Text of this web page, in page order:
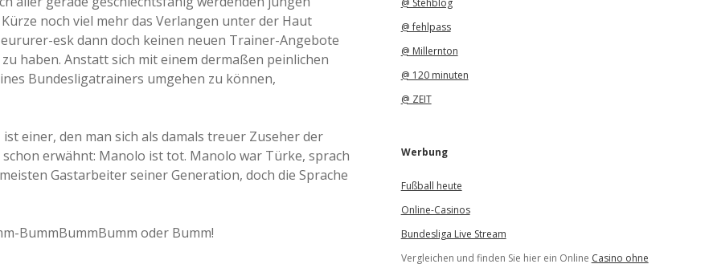
noch viel mehr das Verlangen unter der Haut
esk dann doch keinen neuen Trainer-Angebote
haben. Anstatt sich mit einem dermaßen peinlichen
Bundesligatrainers umgehen zu können,
einer, den man sich als damals treuer Zuseher der
erwähnt: Manolo ist tot. Manolo war Türke, sprach
Gastarbeiter seiner Generation, doch die Sprache
BummBummBumm oder Bumm!
@ Stehblog
@ fehlpass
@ Millernton
@ 120 minuten
@ ZEIT
Werbung
Fußball heute
Online-Casinos
Bundesliga Live Stream
Vergleichen und finden Sie hier ein Online Casino ohne